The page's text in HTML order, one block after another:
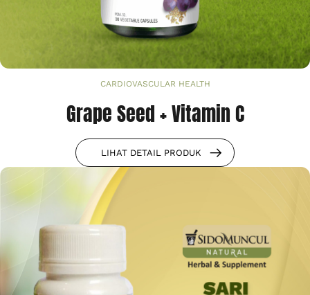
CARDIOVASCULAR HEALTH
Grape Seed + Vitamin C
LIHAT DETAIL PRODUK